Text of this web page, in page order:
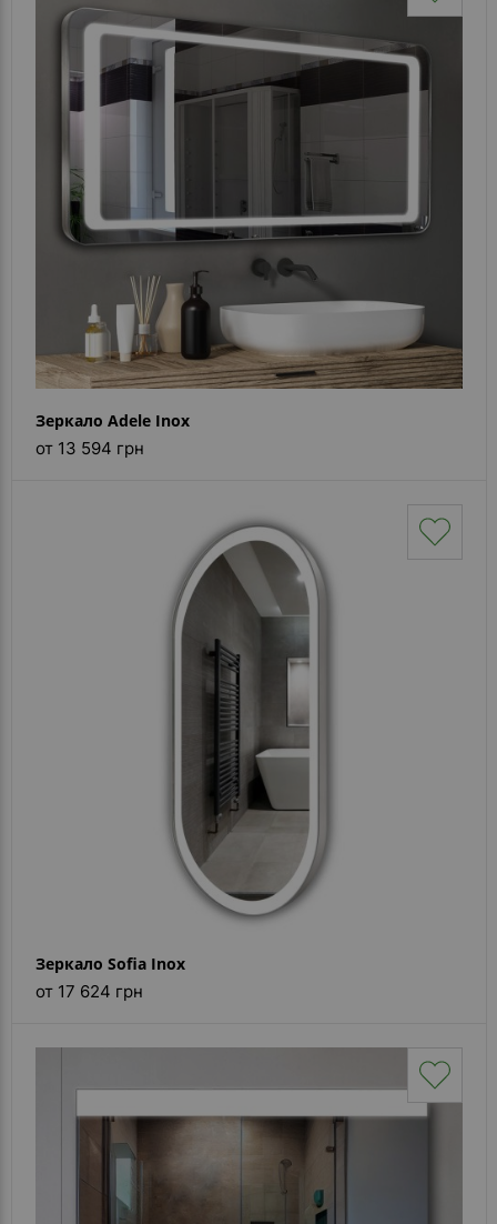
Зеркало Adele Inox
от 13 594 грн
Зеркало Sofia Inox
от 17 624 грн